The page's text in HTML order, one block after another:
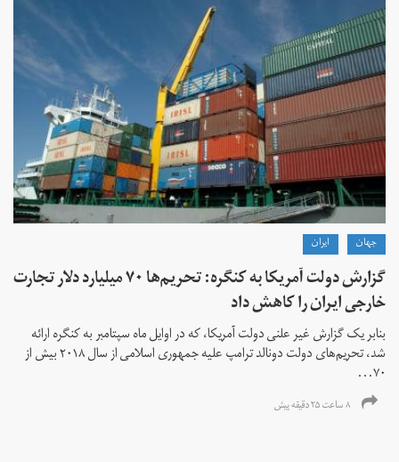
جهان ايران
گزارش دولت آمریکا به کنگره: تحریم‌ها ۷۰ میلیارد دلار تجارت
خارجی ایران را کاهش داد
بنابر یک گزارش غیر علنی دولت آمریکا، که در اوایل ماه سپتامبر به کنگره ارائه
شد، تحریم‌های دولت دونالد ترامپ علیه جمهوری اسلامی از سال ۲۰۱۸ بیش از
۷۰...
۸ ساعت ۲۵ دقیقه پیش